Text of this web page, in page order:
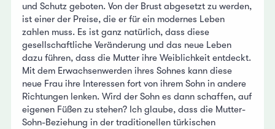
und Schutz geboten. Von der Brust abgesetzt zu werden,
ist einer der Preise, die er für ein modernes Leben
zahlen muss. Es ist ganz natürlich, dass diese
gesellschaftliche Veränderung und das neue Leben
dazu führen, dass die Mutter ihre Weiblichkeit entdeckt.
Mit dem Erwachsenwerden ihres Sohnes kann diese
neue Frau ihre Interessen fort von ihrem Sohn in andere
Richtungen lenken. Wird der Sohn es dann schaffen, auf
eigenen Füßen zu stehen? Ich glaube, dass die Mutter-
Sohn-Beziehung in der traditionellen türkischen